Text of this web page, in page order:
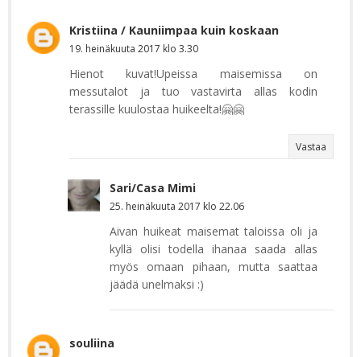
Kristiina / Kauniimpaa kuin koskaan
19. heinäkuuta 2017 klo 3.30
Hienot kuvat!Upeissa maisemissa on
messutalot ja tuo vastavirta allas kodin
terassille kuulostaa huikeelta!🤗🤗
Vastaa
Sari/Casa Mimi
25. heinäkuuta 2017 klo 22.06
Aivan huikeat maisemat taloissa oli ja
kyllä olisi todella ihanaa saada allas
myös omaan pihaan, mutta saattaa
jäädä unelmaksi :)
souliina